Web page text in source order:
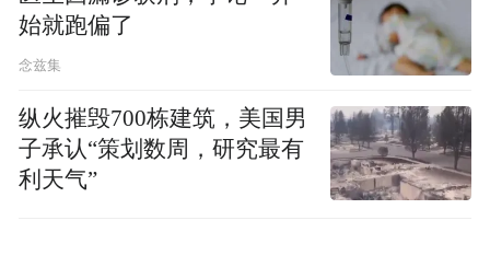
用。很多护肝片的问题,不在于没有好成分,而
在于成分到了胃里就被大量消耗,真正能被利
用的比例并不高。固定资料指出,传统护肝片
成分胃酸后存活率仅 12%。肝乐泉采用
Hepatic-Targeted™纳米肝靶向递送系统,通过
始就跑偏了
念兹集
纵火摧毁700栋建筑，美国男
子承认“策划数周，研究最有
利天气”